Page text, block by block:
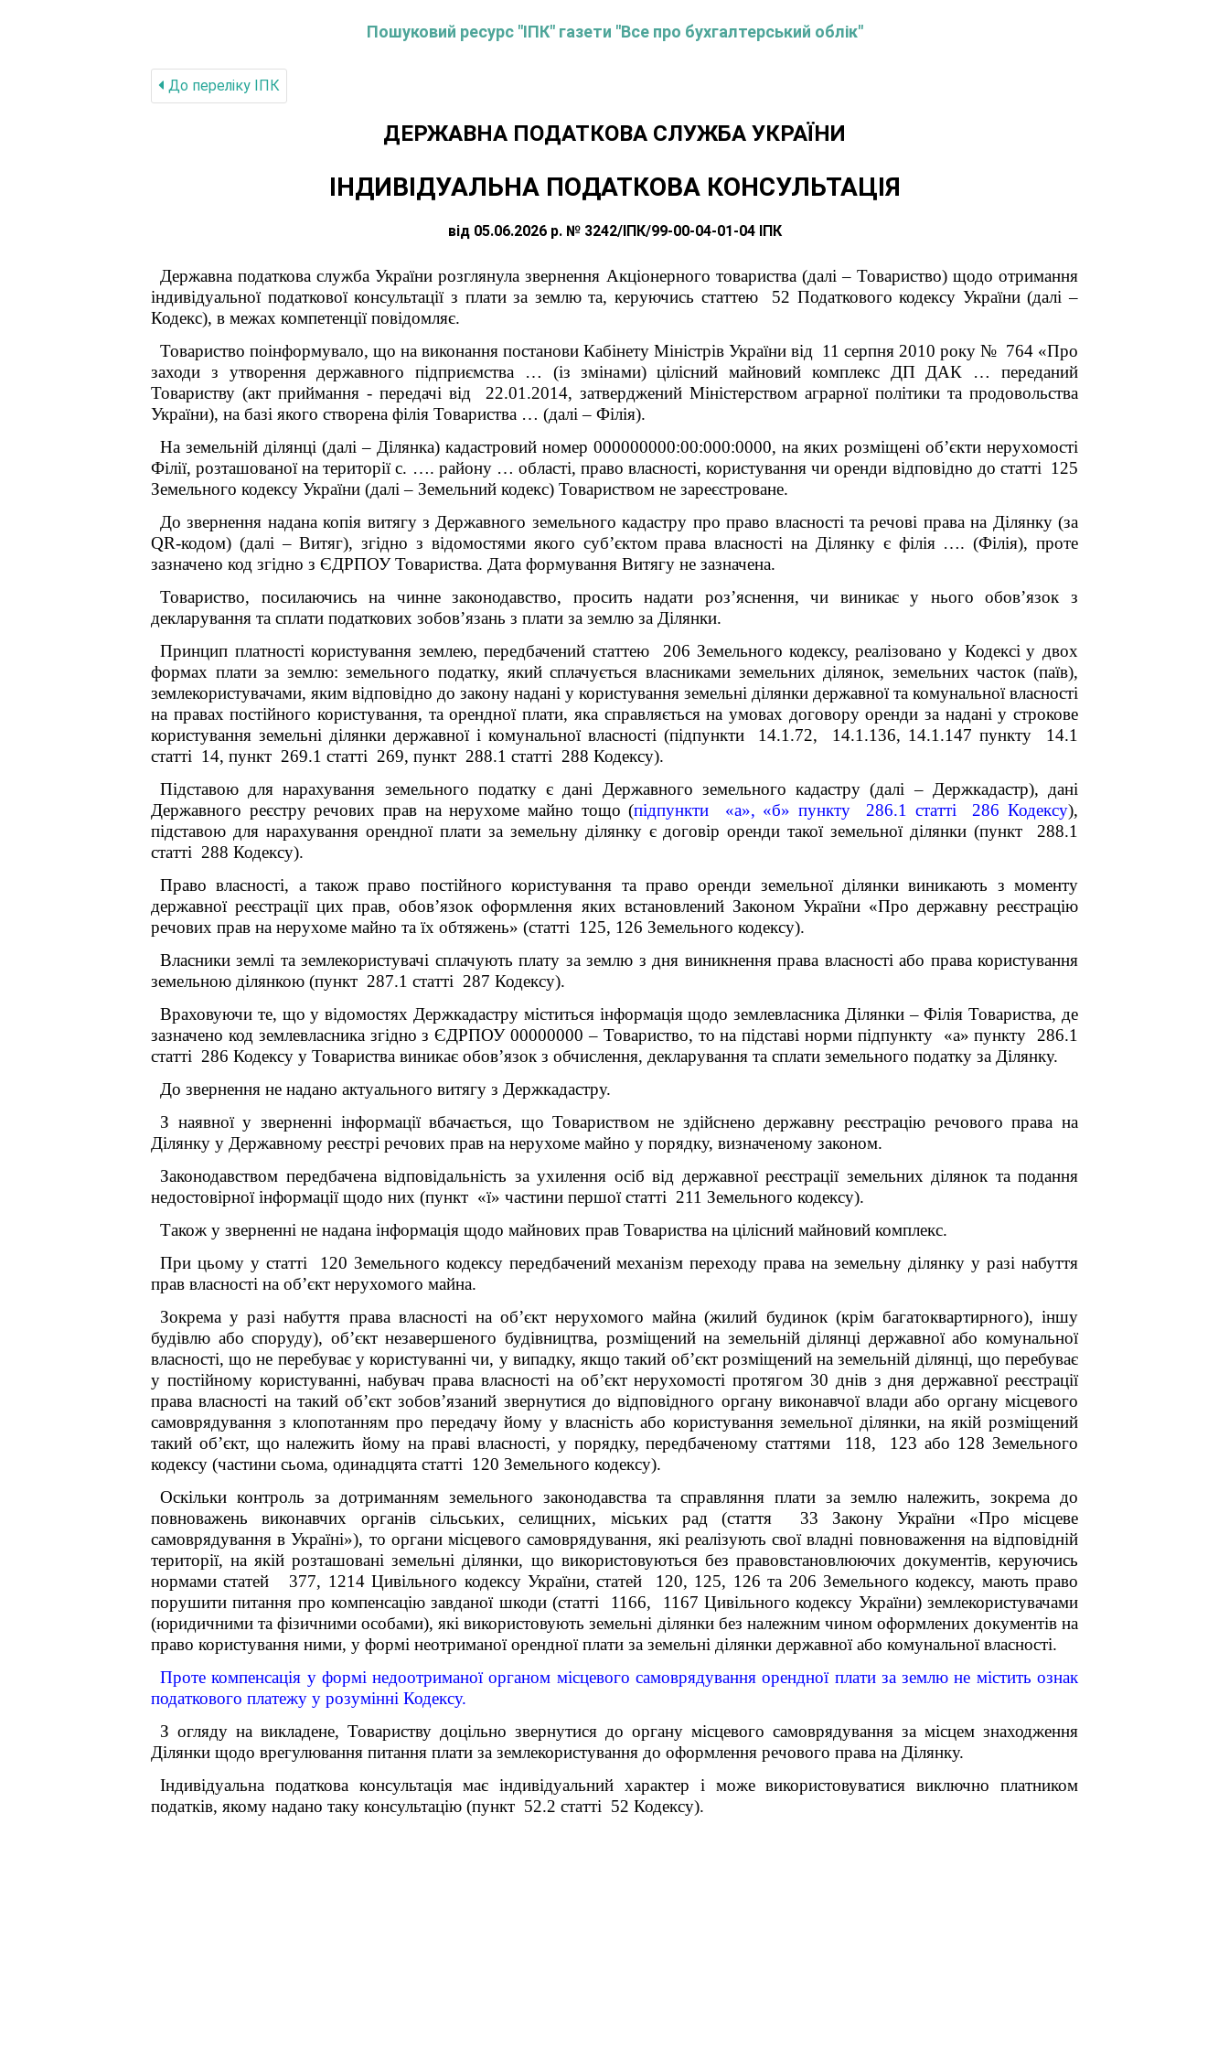
Пошуковий ресурс "ІПК" газети "Все про бухгалтерський облік"
До переліку IПК
ДЕРЖАВНА ПОДАТКОВА СЛУЖБА УКРАЇНИ
ІНДИВІДУАЛЬНА ПОДАТКОВА КОНСУЛЬТАЦІЯ
від 05.06.2026 р. № 3242/ІПК/99-00-04-01-04 ІПК
Державна податкова служба України розглянула звернення Акціонерного товариства (далі – Товариство) щодо отримання
індивідуальної податкової консультації з плати за землю та, керуючись статтею 52 Податкового кодексу України (далі –
Кодекс), в межах компетенції повідомляє.
Товариство поінформувало, що на виконання постанови Кабінету Міністрів України від 11 серпня 2010 року № 764 «Про
заходи з утворення державного підприємства … (із змінами) цілісний майновий комплекс ДП ДАК … переданий
Товариству (акт приймання - передачі від 22.01.2014, затверджений Міністерством аграрної політики та продовольства
України), на базі якого створена філія Товариства … (далі – Філія).
На земельній ділянці (далі – Ділянка) кадастровий номер 000000000:00:000:0000, на яких розміщені об’єкти нерухомості
Філії, розташованої на території с. …. району … області, право власності, користування чи оренди відповідно до статті 125
Земельного кодексу України (далі – Земельний кодекс) Товариством не зареєстроване.
До звернення надана копія витягу з Державного земельного кадастру про право власності та речові права на Ділянку (за
QR-кодом) (далі – Витяг), згідно з відомостями якого суб’єктом права власності на Ділянку є філія …. (Філія), проте
зазначено код згідно з ЄДРПОУ Товариства. Дата формування Витягу не зазначена.
Товариство, посилаючись на чинне законодавство, просить надати роз’яснення, чи виникає у нього обов’язок з
декларування та сплати податкових зобов’язань з плати за землю за Ділянки.
Принцип платності користування землею, передбачений статтею 206 Земельного кодексу, реалізовано у Кодексі у двох
формах плати за землю: земельного податку, який сплачується власниками земельних ділянок, земельних часток (паїв),
землекористувачами, яким відповідно до закону надані у користування земельні ділянки державної та комунальної власності
на правах постійного користування, та орендної плати, яка справляється на умовах договору оренди за надані у строкове
користування земельні ділянки державної і комунальної власності (підпункти 14.1.72, 14.1.136, 14.1.147 пункту 14.1
статті 14, пункт 269.1 статті 269, пункт 288.1 статті 288 Кодексу).
Підставою для нарахування земельного податку є дані Державного земельного кадастру (далі – Держкадастр), дані
Державного реєстру речових прав на нерухоме майно тощо (підпункти «а», «б» пункту 286.1 статті 286 Кодексу),
підставою для нарахування орендної плати за земельну ділянку є договір оренди такої земельної ділянки (пункт 288.1
статті 288 Кодексу).
Право власності, а також право постійного користування та право оренди земельної ділянки виникають з моменту
державної реєстрації цих прав, обов’язок оформлення яких встановлений Законом України «Про державну реєстрацію
речових прав на нерухоме майно та їх обтяжень» (статті 125, 126 Земельного кодексу).
Власники землі та землекористувачі сплачують плату за землю з дня виникнення права власності або права користування
земельною ділянкою (пункт 287.1 статті 287 Кодексу).
Враховуючи те, що у відомостях Держкадастру міститься інформація щодо землевласника Ділянки – Філія Товариства, де
зазначено код землевласника згідно з ЄДРПОУ 00000000 – Товариство, то на підставі норми підпункту «а» пункту 286.1
статті 286 Кодексу у Товариства виникає обов’язок з обчислення, декларування та сплати земельного податку за Ділянку.
До звернення не надано актуального витягу з Держкадастру.
З наявної у зверненні інформації вбачається, що Товариством не здійснено державну реєстрацію речового права на
Ділянку у Державному реєстрі речових прав на нерухоме майно у порядку, визначеному законом.
Законодавством передбачена відповідальність за ухилення осіб від державної реєстрації земельних ділянок та подання
недостовірної інформації щодо них (пункт «ї» частини першої статті 211 Земельного кодексу).
Також у зверненні не надана інформація щодо майнових прав Товариства на цілісний майновий комплекс.
При цьому у статті 120 Земельного кодексу передбачений механізм переходу права на земельну ділянку у разі набуття
прав власності на об’єкт нерухомого майна.
Зокрема у разі набуття права власності на об’єкт нерухомого майна (жилий будинок (крім багатоквартирного), іншу
будівлю або споруду), об’єкт незавершеного будівництва, розміщений на земельній ділянці державної або комунальної
власності, що не перебуває у користуванні чи, у випадку, якщо такий об’єкт розміщений на земельній ділянці, що перебуває
у постійному користуванні,набувач права власності на об’єкт нерухомості протягом 30 днів з дня державної реєстрації
права власності на такий об’єкт зобов’язаний звернутися до відповідного органу виконавчої влади або органу місцевого
самоврядування з клопотанням про передачу йому у власність або користування земельної ділянки, на якій розміщений
такий об’єкт, що належить йому на праві власності, у порядку, передбаченому статтями 118, 123 або 128 Земельного
кодексу (частини сьома, одинадцята статті 120 Земельного кодексу).
Оскільки контроль за дотриманням земельного законодавства та справляння плати за землю належить, зокрема до
повноважень виконавчих органів сільських, селищних, міських рад (стаття 33 Закону України «Про місцеве
самоврядування в Україні»), то органи місцевого самоврядування, які реалізують свої владні повноваження на відповідній
території, на якій розташовані земельні ділянки, що використовуються без правовстановлюючих документів, керуючись
нормами статей 377, 1214 Цивільного кодексу України, статей 120, 125, 126 та 206 Земельного кодексу, мають право
порушити питання про компенсацію завданої шкоди (статті 1166, 1167 Цивільного кодексу України) землекористувачами
(юридичними та фізичними особами), які використовують земельні ділянки без належним чином оформлених документів на
право користування ними, у формі неотриманої орендної плати за земельні ділянки державної або комунальної власності.
Проте компенсація у формі недоотриманої органом місцевого самоврядування орендної плати за землю не містить ознак
податкового платежу у розумінні Кодексу.
З огляду на викладене, Товариству доцільно звернутися до органу місцевого самоврядування за місцем знаходження
Ділянки щодо врегулювання питання плати за землекористування до оформлення речового права на Ділянку.
Індивідуальна податкова консультація має індивідуальний характер і може використовуватися виключно платником
податків, якому надано таку консультацію (пункт 52.2 статті 52 Кодексу).